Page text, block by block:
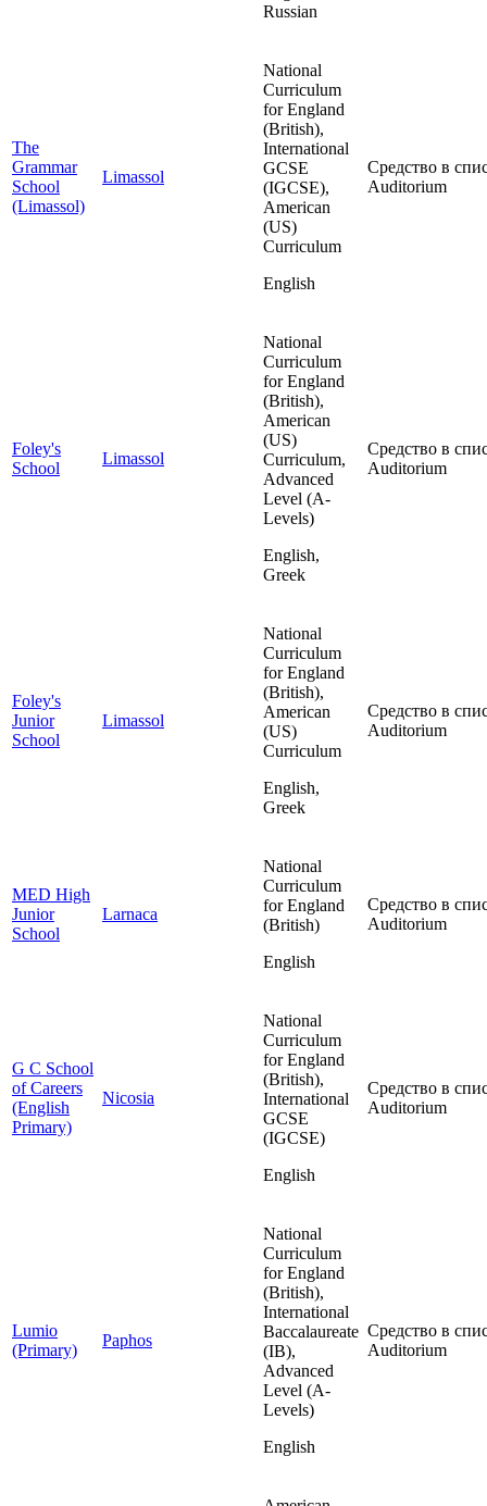
Russian
The
Grammar
School
(Limassol)
Limassol
National
Curriculum
for England
(British),
International
GCSE
(IGCSE),
American
(US)
Curriculum
English
Средство в
Auditorium
Foley's
School
Limassol
National
Curriculum
for England
(British),
American
(US)
Curriculum,
Advanced
Level (A-
Levels)
English,
Greek
Средство в
Auditorium
Foley's
Junior
School
Limassol
National
Curriculum
for England
(British),
American
(US)
Curriculum
English,
Greek
Средство в
Auditorium
MED High
Junior
School
Larnaca
National
Curriculum
for England
(British)
English
Средство в
Auditorium
G C School
of Careers
(English
Primary)
Nicosia
National
Curriculum
for England
(British),
International
GCSE
(IGCSE)
English
Средство в
Auditorium
Lumio
(Primary)
Paphos
National
Curriculum
for England
(British),
International
Baccalaureate
(IB),
Advanced
Level (A-
Levels)
English
Средство в
Auditorium